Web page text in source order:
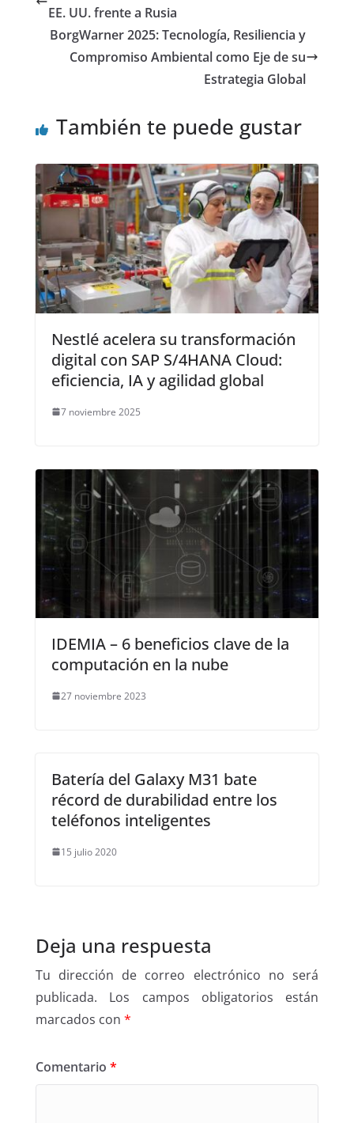
EE. UU. frente a Rusia
BorgWarner 2025: Tecnología, Resiliencia y
Compromiso Ambiental como Eje de su
Estrategia Global
También te puede gustar
Nestlé acelera su transformación
digital con SAP S/4HANA Cloud:
eficiencia, IA y agilidad global
7 noviembre 2025
IDEMIA – 6 beneficios clave de la
computación en la nube
27 noviembre 2023
Batería del Galaxy M31 bate
récord de durabilidad entre los
teléfonos inteligentes
15 julio 2020
Deja una respuesta
Tu dirección de correo electrónico no será
publicada.
Los campos obligatorios están
marcados con *
Comentario *